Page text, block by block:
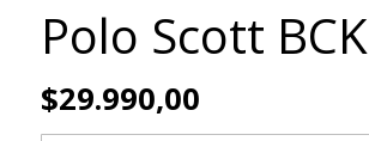
Polo Scott BCK
$29.990,00